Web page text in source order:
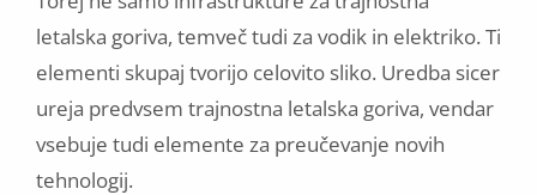
letalska goriva, temveč tudi za vodik in elektriko. Ti
elementi skupaj tvorijo celovito sliko. Uredba sicer
ureja predvsem trajnostna letalska goriva, vendar
vsebuje tudi elemente za preučevanje novih
tehnologij.